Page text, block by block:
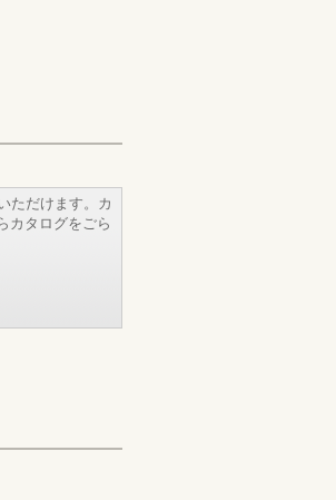
ただけます。カ
カタログをごら